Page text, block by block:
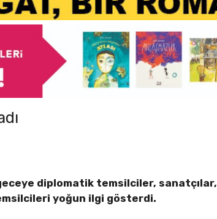
diplomatik temsilciler, sanatçılar,
yoğun ilgi gösterdi.